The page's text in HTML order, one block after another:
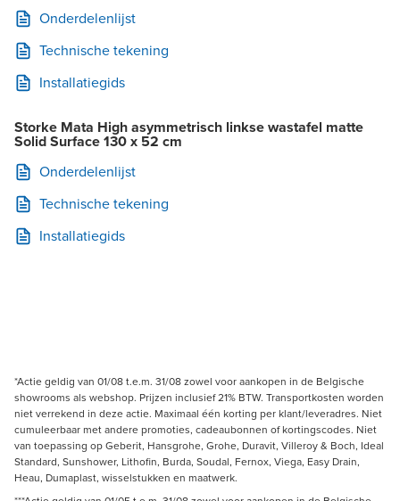
Onderdelenlijst
Technische tekening
Installatiegids
Storke Mata High asymmetrisch linkse wastafel matte
Solid Surface 130 x 52 cm
Onderdelenlijst
Technische tekening
Installatiegids
*Actie geldig van 01/08 t.e.m. 31/08 zowel voor aankopen in de Belgische
showrooms als webshop. Prijzen inclusief 21% BTW. Transportkosten worden
niet verrekend in deze actie. Maximaal één korting per klant/leveradres. Niet
cumuleerbaar met andere promoties, cadeaubonnen of kortingscodes. Niet
van toepassing op Geberit, Hansgrohe, Grohe, Duravit, Villeroy & Boch, Ideal
Standard, Sunshower, Lithofin, Burda, Soudal, Fernox, Viega, Easy Drain,
Heau, Dumaplast, wisselstukken en maatwerk.